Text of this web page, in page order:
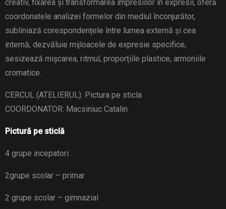
creativ, fixarea și transformarea impresiilor în expresii, oferă
coordonatele analizei formelor din mediul înconjurător,
subliniază corespondențele între lumea externă și cea
internă, dezvăluie mijloacele de expresie specifice,
sesizează mișcarea, ritmul, proporțiile plastice, armoniile
cromatice.
CERCUL (ATELIERUL): Pictura pe sticla
COORDONATOR: Macsiniuc Catalin
Pictură pe sticlă
4 grupe incepatori
2grupe scolar – primar
2 grupe scolar – gimnazial